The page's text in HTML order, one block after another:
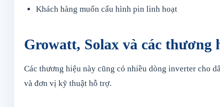
Khách hàng muốn cấu hình pin linh hoạt
Growatt, Solax và các thương
Các thương hiệu này cũng có nhiều dòng inverter cho
và đơn vị kỹ thuật hỗ trợ.